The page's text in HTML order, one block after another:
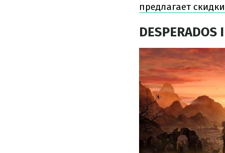
предлагает
DESPERADOS